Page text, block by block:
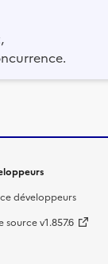
développeurs
source v1.857.6